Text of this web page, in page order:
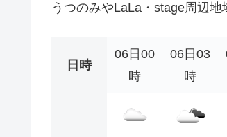
うつのみやLaLa・stage周辺地
日時
06日00
時
06日03
時